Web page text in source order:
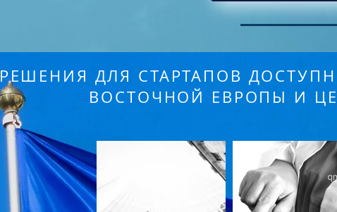
РЕШЕНИЯ ДЛЯ СТАРТАПОВ
ВОСТОЧНОЙ ЕВРОПЫ И